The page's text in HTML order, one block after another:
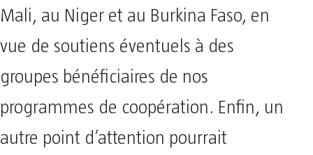
Mali, au Niger et au Burkina Faso, en
vue de soutiens éventuels à des
groupes bénéficiaires de nos
programmes de coopération. Enfin, un
autre point d’attention pourrait